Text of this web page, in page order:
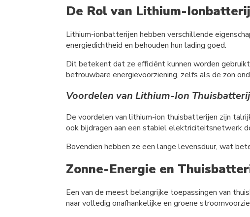
De Rol van Lithium-
Lithium-ionbatterijen hebben verschillende
energiedichtheid en behouden hun lading goed.
Dit betekent dat ze efficiënt kunnen worden
betrouwbare energievoorziening, zelfs als de zon
Voordelen van Lithium-Ion
De voordelen van lithium-ion thuisbatterijen zijn
ook bijdragen aan een stabiel elektriciteitsnetwerk
Bovendien hebben ze een lange levensduur, wat
Zonne-Energie en
Een van de meest belangrijke toepassingen van
naar volledig onafhankelijke en groene